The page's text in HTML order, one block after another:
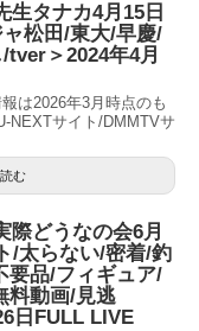
生タナカ4月15日
松田/東大/早慶/
＞2024年4月
は2026年3月時点のも
NEXTサイト/DMMTVサ
む
際どうなの会6月
/太らない/密着/釣
要品/フィギュア/
料動画/見逃
日FULL LIVE